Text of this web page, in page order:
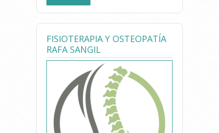
CONTROL FOR YOU
FISIOTERAPIA Y OSTEOPATÍA
RAFA SANGIL